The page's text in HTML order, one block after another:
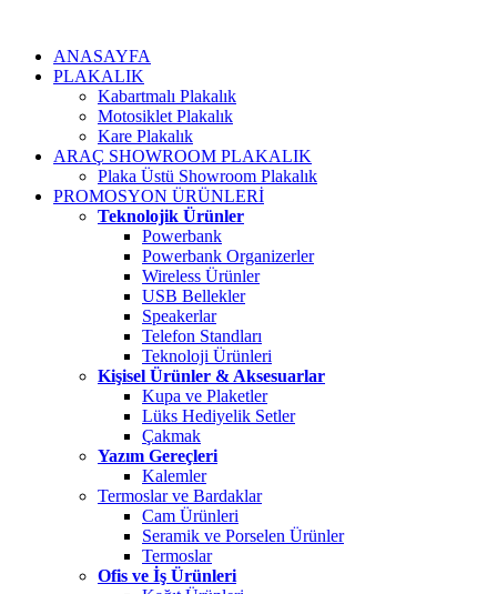
ANASAYFA
PLAKALIK
Kabartmalı Plakalık
Motosiklet Plakalık
Kare Plakalık
ARAÇ SHOWROOM PLAKALIK
Plaka Üstü Showroom Plakalık
PROMOSYON ÜRÜNLERİ
Teknolojik Ürünler
Powerbank
Powerbank Organizerler
Wireless Ürünler
USB Bellekler
Speakerlar
Telefon Standları
Teknoloji Ürünleri
Kişisel Ürünler & Aksesuarlar
Kupa ve Plaketler
Lüks Hediyelik Setler
Çakmak
Yazım Gereçleri
Kalemler
Termoslar ve Bardaklar
Cam Ürünleri
Seramik ve Porselen Ürünler
Termoslar
Ofis ve İş Ürünleri